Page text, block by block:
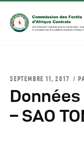
Conseils
Comptes
Réunions
SEPTEMBRE 11, 2017
– SAO